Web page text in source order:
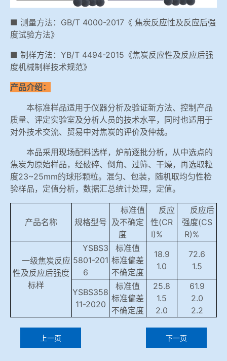
■ 测量方法：GB/T 4000-2017《 焦炭反应性及反应后强
度试验方法》
■ 制样方法：YB/T 4494-2015《焦炭反应性及反应后强
度机械制样技术规范》
产品介绍：
本标准样品适用于仪器分析及验证新方法、控制产品
质量、评定实验室及分析人员的技术水平，同时也适用于
对外技术交流、贸易中对焦炭的评价及仲裁。
本品采用现场配料选样，炉前逐批分析，从中选点的
焦炭为原始样品，经破碎、倒角、过筛、干燥，再选取粒
度23~25mm的球形颗粒。混匀、包装，随机取均匀性检
验样品，定值分析，数据汇总统计处理，定值。
产品名称 规格型号
标准值
及不确定
度
反应
性(CR
I)%
反应后
强度(CS
R)%
一级焦炭反应
性及反应后强度
标样
YSBS3
5801-201
6
标准值
标准偏差
不确定度
18.9
1.0
72.6
1.5
YSBS358
11-2020
标准值
标准偏差
不确定度
25.8
1.5
2.0
61.9
2.0
2.2
上一页 下一页